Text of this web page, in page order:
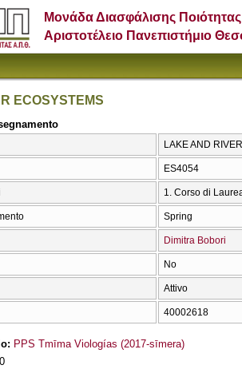
Μονάδα Διασφάλισης Ποιότητας
Αριστοτέλειο Πανεπιστήμιο
ECOSYSTEMS
LAKE AND
ES4054
1. Corso di
Spring
Dimitra Bobori
No
Attivo
40002618
PPS Tmīma Viologías (2017-sīmera)